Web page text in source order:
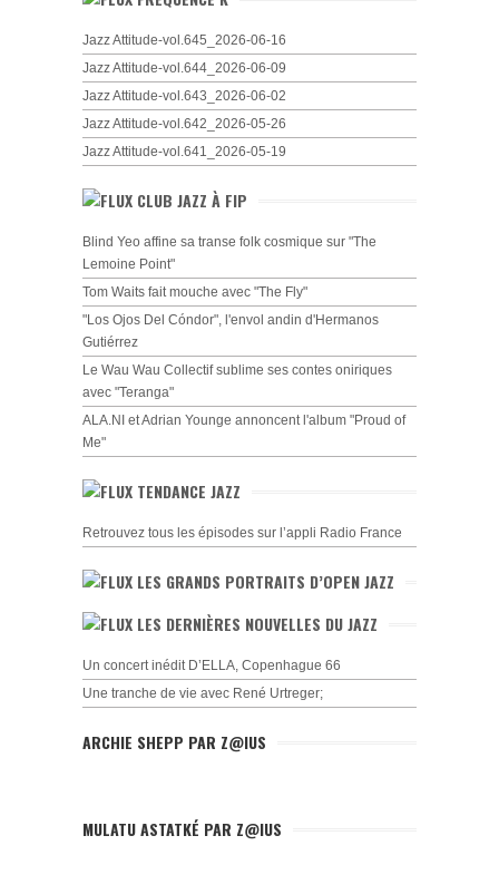
Jazz Attitude-vol.645_2026-06-16
Jazz Attitude-vol.644_2026-06-09
Jazz Attitude-vol.643_2026-06-02
Jazz Attitude-vol.642_2026-05-26
Jazz Attitude-vol.641_2026-05-19
CLUB JAZZ À FIP
Blind Yeo affine sa transe folk cosmique sur "The
Lemoine Point"
Tom Waits fait mouche avec "The Fly"
"Los Ojos Del Cóndor", l'envol andin d'Hermanos
Gutiérrez
Le Wau Wau Collectif sublime ses contes oniriques
avec "Teranga"
ALA.NI et Adrian Younge annoncent l'album "Proud of
Me"
TENDANCE JAZZ
Retrouvez tous les épisodes sur l’appli Radio France
LES GRANDS PORTRAITS D’OPEN JAZZ
LES DERNIÈRES NOUVELLES DU JAZZ
Un concert inédit D’ELLA, Copenhague 66
Une tranche de vie avec René Urtreger;
ARCHIE SHEPP PAR Z@IUS
MULATU ASTATKÉ PAR Z@IUS